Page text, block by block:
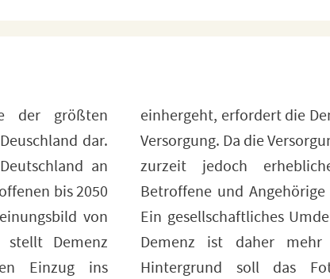
der größten
dar.
an
bis 2050
von
stellt Demenz
Einzug ins
Demenzkranke
stehen
Aufgaben.
das Thema
Vor diesem
eine